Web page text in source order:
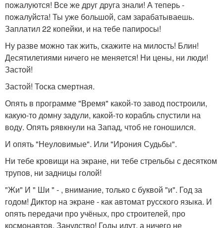
пожалуются! Все же друг друга знали! А теперь -
пожалуйcта! Ты уже большой, сам зарабатываешь.
Заплатил 22 копейки, и на тебе папиросы!
Ну разве можно так жить, скажите на милость! Блин!
Десятилетиями ничего не меняется! Ни цены, ни люди!
Застой!
Застой! Тоска смертная.
Опять в программе "Время" какой-то завод построили,
какую-то домну задули, какой-то корабль спустили на
воду. Опять рявкнули на Запад, чтоб не гоношился.
И опять "Неуловимые". Или "Ирония Судьбы".
Ни тебе кровищи на экране, ни тебе стрельбы с десятком
трупов, ни задницы голой!
"Жи" И " Ши " - , внимание, только с буквой "и". Год за
годом! Диктор на экране - как автомат русского языка. И
опять передачи про учёных, про строителей, про
космонавтов. Занудство! Годы идут, а ничего не